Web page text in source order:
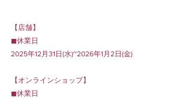
【店舗】
◼︎休業日
2025年12月31日(水)~2026年1月2日(金)
【オンラインショップ】
◼︎休業日